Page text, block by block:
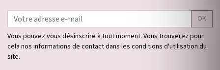
OK
Vous pouvez vous désinscrire à tout moment. Vous trouverez pour
cela nos informations de contact dans les conditions d'utilisation du
site.